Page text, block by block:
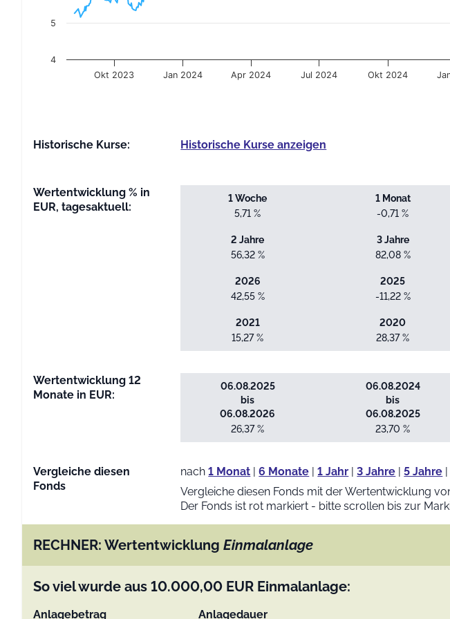
Jan 2024 Jul 2024
Okt 2023 Apr 2024 Okt 2024
4
5
Historische Kurse: Historische Kurse anzeigen
Wertentwicklung % in
EUR, tagesaktuell:
1 Woche
5,71 %
1 Monat
-0,71 %
2 Jahre
56,32 %
3 Jahre
82,08 %
2026
42,55 %
2025
-11,22 %
2021
15,27 %
2020
28,37 %
Wertentwicklung 12
Monate in EUR:
06.08.2025
bis
06.08.2026
26,37 %
06.08.2024
bis
06.08.2025
23,70 %
Vergleiche diesen
Fonds
nach1 Monat |6 Monate |1 Jahr |3 Jahre |5 Jahre
Vergleiche diesen Fonds mit der Wertentwicklung
Der Fonds ist rot markiert - bitte scrollen bis zur
RECHNER: Wertentwicklung Einmalanlage
So viel wurde aus 10.000,00 EUR Einmalanlage:
Anlagebetrag Anlagedauer